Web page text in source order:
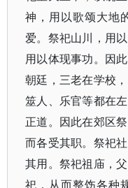
神，用以歌颂大地
爱。祭祀山川，用
用以体现事功。因
朝廷，三老在学校
筮人、乐官等都在
正道。因此在郊区
而各受其职。祭祀
其用。祭祀祖庙，
祀，从而整饬各种